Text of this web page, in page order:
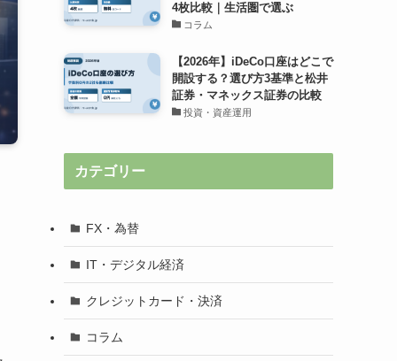
4枚比較｜生活圏で選ぶ
コラム
【2026年】iDeCo口座はどこで
開設する？選び方3基準と松井
証券・マネックス証券の比較
投資・資産運用
カテゴリー
FX・為替
IT・デジタル経済
クレジットカード・決済
コラム